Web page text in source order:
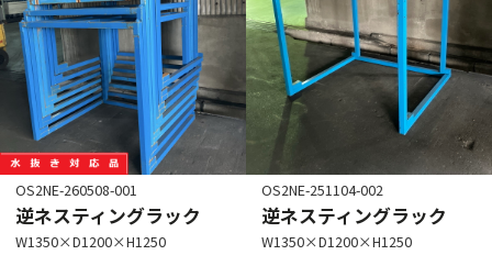
OS2NE-260508-001
逆ネスティングラック
W1350×D1200×H1250
OS2NE-251104-002
逆ネスティングラック
W1350×D1200×H1250